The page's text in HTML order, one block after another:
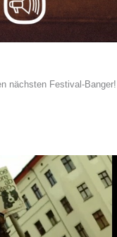
nächsten Festival-